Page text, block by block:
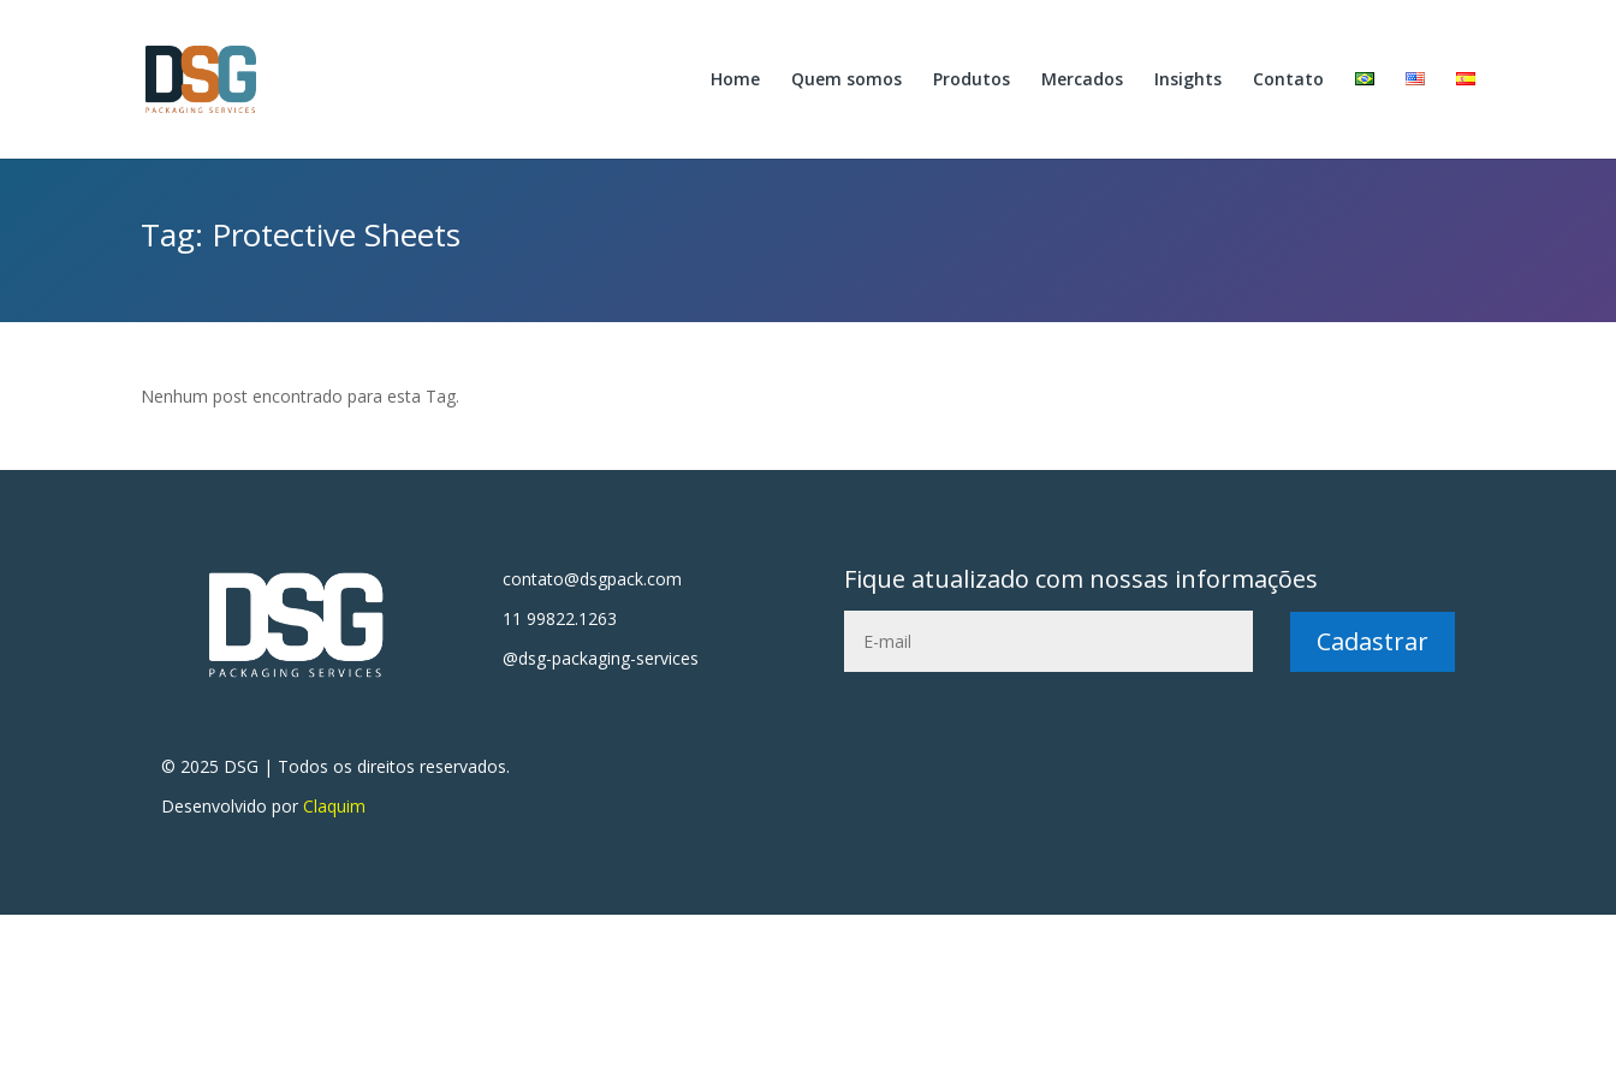
Home Quem somos Produtos Mercados Insights Contato
Tag: Protective Sheets
Nenhum post encontrado para esta Tag.
contato@dsgpack.com
11 99822.1263
@dsg-packaging-services
Fique atualizado com nossas informações
Cadastrar
© 2025 DSG | Todos os direitos reservados.
Desenvolvido porClaquim